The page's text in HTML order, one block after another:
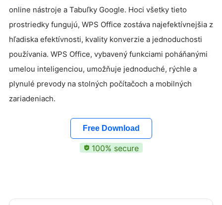
online nástroje a Tabuľky Google. Hoci všetky tieto
prostriedky fungujú, WPS Office zostáva najefektívnejšia z
hľadiska efektívnosti, kvality konverzie a jednoduchosti
používania. WPS Office, vybavený funkciami poháňanými
umelou inteligenciou, umožňuje jednoduché, rýchle a
plynulé prevody na stolných počítačoch a mobilných
zariadeniach.
Free Download
100% secure